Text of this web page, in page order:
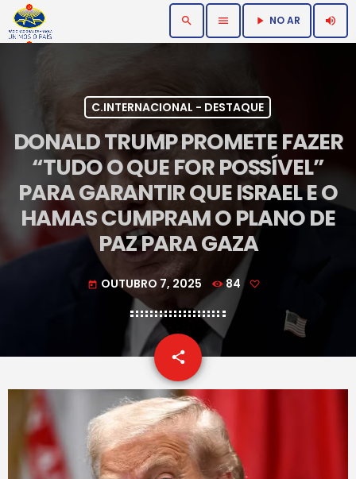
search menu play_arrow NO AR volume_up
C.INTERNACIONAL - DESTAQUE
DONALD TRUMP PROMETE FAZER
“TUDO O QUE FOR POSSÍVEL”
PARA GARANTIR QUE ISRAEL E O
HAMAS CUMPRAM O PLANO DE
PAZ PARA GAZA
today OUTUBRO 7, 2025 84
share
email